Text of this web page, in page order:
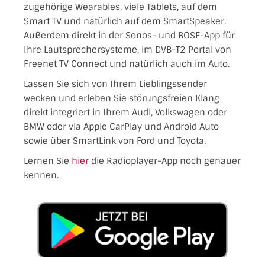
zugehörige Wearables, viele Tablets, auf dem
Smart TV und natürlich auf dem SmartSpeaker.
Außerdem direkt in der Sonos- und BOSE-App für
Ihre Lautsprechersysteme, im DVB-T2 Portal von
Freenet TV Connect und natürlich auch im Auto.
Lassen Sie sich von Ihrem Lieblingssender
wecken und erleben Sie störungsfreien Klang
direkt integriert in Ihrem Audi, Volkswagen oder
BMW oder via Apple CarPlay und Android Auto
sowie über SmartLink von Ford und Toyota.
Lernen Sie hier die Radioplayer-App noch genauer
kennen.